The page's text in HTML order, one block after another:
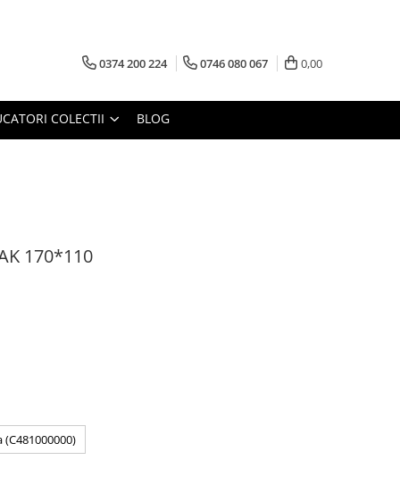
0374 200 224 0746 080 067 0,00
COLECTII BLOG
170*110
(C481000000)